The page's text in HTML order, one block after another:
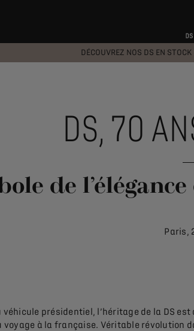
DÉCOUVREZ NOS DS EN STOCK
DS, 70
de
Paris,
présidentiel, l’héritage de la DS
voyage à la française. Véritable révolution